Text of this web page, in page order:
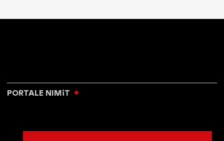
PORTALE NIMiT